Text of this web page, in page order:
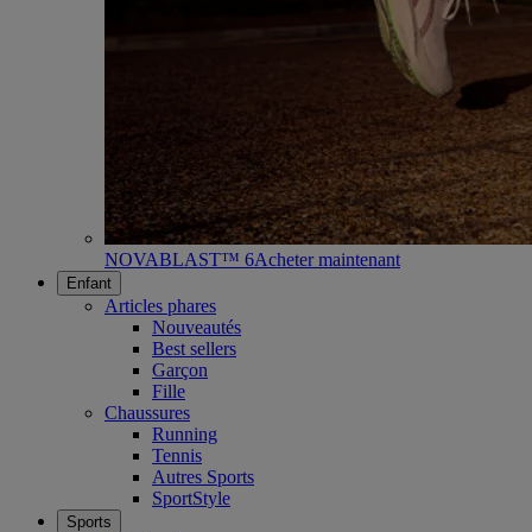
NOVABLAST™ 6Acheter maintenant
Enfant
Articles phares
Nouveautés
Best sellers
Garçon
Fille
Chaussures
Running
Tennis
Autres Sports
SportStyle
Sports